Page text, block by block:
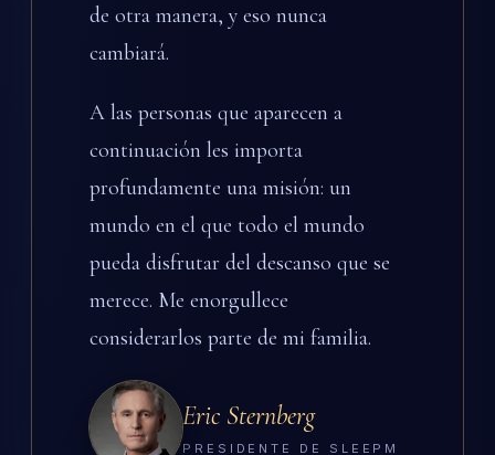
de otra manera, y eso nunca
cambiará.
A las personas que aparecen a
continuación les importa
profundamente una misión: un
mundo en el que todo el mundo
pueda disfrutar del descanso que se
merece. Me enorgullece
considerarlos parte de mi familia.
Eric Sternberg
PRESIDENTE DE SLEEPM